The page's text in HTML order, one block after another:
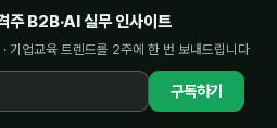
주 B2B·AI 실무 인사이트
기업교육 트렌드를 2주에 한 번 보내드립니다
구독하기